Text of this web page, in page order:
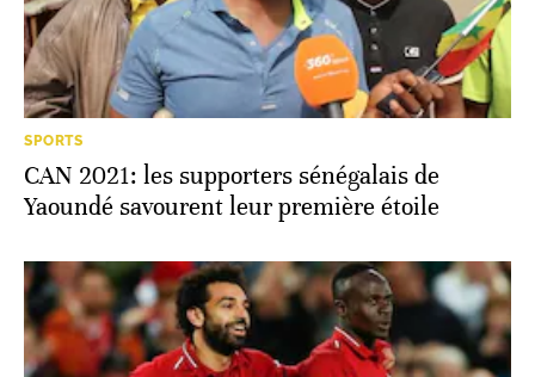
SPORTS
CAN 2021: les supporters sénégalais de
Yaoundé savourent leur première étoile